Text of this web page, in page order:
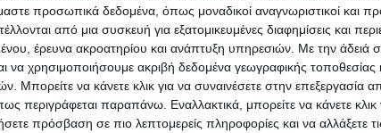
προσωπικά δεδομένα, όπως μοναδικοί αναγνωριστικοί και
από μια συσκευή για εξατομικευμένες διαφημίσεις και
έρευνα ακροατηρίου και ανάπτυξη υπηρεσιών. Με την άδειά
να χρησιμοποιήσουμε ακριβή δεδομένα γεωγραφικής τοποθεσίας
να κάνετε κλικ για να συναινέσετε στην επεξεργασία
περιγράφεται παραπάνω. Εναλλακτικά, μπορείτε να κάνετε κλικ
πρόσβαση σε πιο λεπτομερείς πληροφορίες και να αλλάξετε